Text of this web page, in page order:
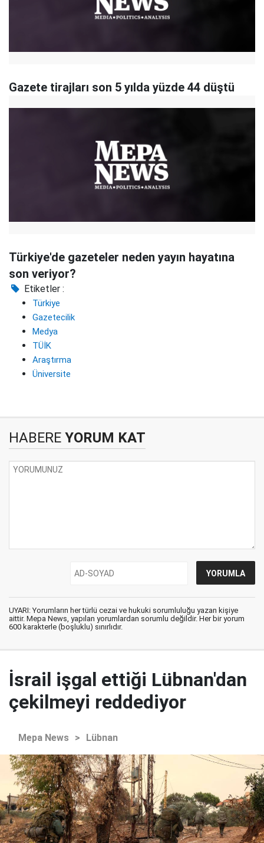
Gazete tirajları son 5 yılda yüzde 44 düştü
Türkiye'de gazeteler neden yayın hayatına
son veriyor?
Etiketler :
Türkiye
Gazetecilik
Medya
TÜİK
Araştırma
Üniversite
HABERE YORUM KAT
UYARI: Yorumların her türlü cezai ve hukuki sorumluluğu yazan kişiye
aittir. Mepa News, yapılan yorumlardan sorumlu değildir. Her bir yorum
600 karakterle (boşluklu) sınırlıdır.
İsrail işgal ettiği Lübnan'dan
çekilmeyi reddediyor
Mepa News > Lübnan